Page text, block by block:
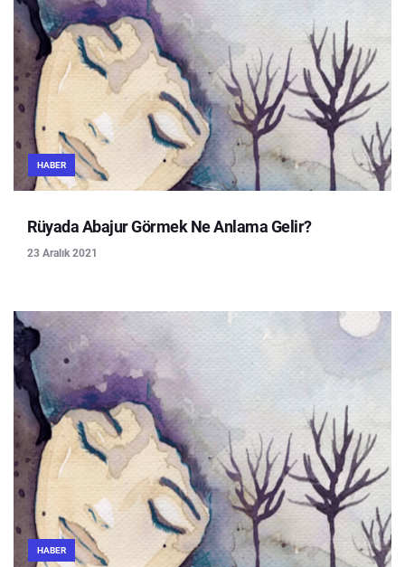
HABER
Rüyada Abajur Görmek Ne Anlama Gelir?
23 Aralık 2021
HABER